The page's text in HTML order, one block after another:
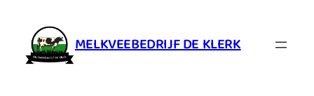
inhoud
MELKVEEBEDRIJF DE KLERK